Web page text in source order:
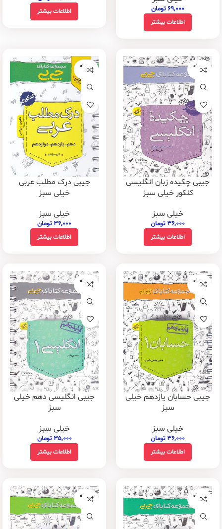
۶۹,۰۰۰ تومان
اطلاعات بیشتر
اطلاعات بیشتر
فروخته
شده
جیبی چکیده زبان انگلیسی
کنکور خیلی سبز
خیلی سبز
۳۶,۰۰۰ تومان
اطلاعات بیشتر
فروخته
شده
جیبی درک مطلب عربی
خیلی سبز
خیلی سبز
۳۶,۰۰۰ تومان
اطلاعات بیشتر
فروخته
شده
جیبی حسابان یازدهم خیلی
سبز
خیلی سبز
۳۶,۰۰۰ تومان
اطلاعات بیشتر
فروخته
شده
جیبی انگلیسی دهم خیلی
سبز
خیلی سبز
۳۵,۰۰۰ تومان
اطلاعات بیشتر
فروخته
شده
فروخته
شده